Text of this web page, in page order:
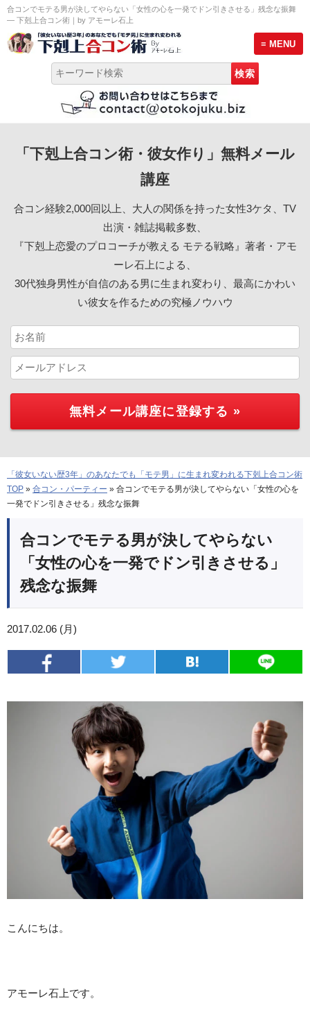
合コンでモテる男が決してやらない「女性の心を一発でドン引きさせる」残念な振舞
― 下剋上合コン術｜by アモーレ石上
≡ MENU
プロ合コン幹事養成講座 説明会
サービス案内
恋愛プロフィール
「下剋上合コン術・彼女作り」無料メール
講座
合コン経験2,000回以上、大人の関係を持った女性3ケタ、TV
出演・雑誌掲載多数、
『下剋上恋愛のプロコーチが教える モテる戦略』著者・アモ
ーレ石上による、
30代独身男性が自信のある男に生まれ変わり、最高にかわい
い彼女を作るための究極ノウハウ
「彼女いない歴3年」のあなたでも「モテ男」に生まれ変われる下剋上合コン術
TOP » 合コン・パーティー » 合コンでモテる男が決してやらない「女性の心を
一発でドン引きさせる」残念な振舞
合コンでモテる男が決してやらない
「女性の心を一発でドン引きさせる」
残念な振舞
2017.02.06 (月)
こんにちは。
アモーレ石上です。